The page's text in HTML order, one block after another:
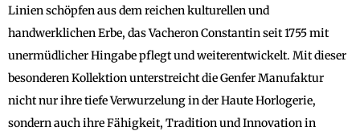
Linien schöpfen aus dem reichen kulturellen und
handwerklichen Erbe, das Vacheron Constantin seit 1755 mit
unermüdlicher Hingabe pflegt und weiterentwickelt. Mit dieser
besonderen Kollektion unterstreicht die Genfer Manufaktur
nicht nur ihre tiefe Verwurzelung in der Haute Horlogerie,
sondern auch ihre Fähigkeit, Tradition und Innovation in